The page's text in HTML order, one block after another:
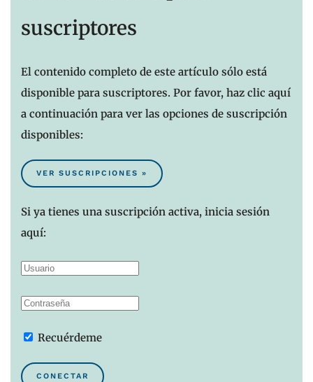
suscriptores
El contenido completo de este artículo sólo está
disponible para suscriptores. Por favor, haz clic aquí
a continuación para ver las opciones de suscripción
disponibles:
VER SUSCRIPCIONES »
Si ya tienes una suscripción activa, inicia sesión
aquí:
Recuérdeme
CONECTAR